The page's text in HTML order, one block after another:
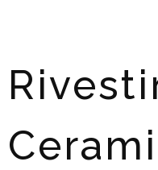
Rivestimenti